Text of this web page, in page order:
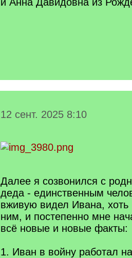
12 сент. 2025 8:10
Далее я созвонился с
деда - единственным
вживую видел Ивана,
ним, и постепенно мне
всё новые и новые факты:
1. Иван в войну работал